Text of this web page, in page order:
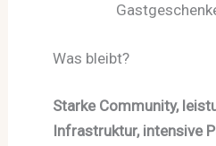
Was bleibt?
Starke Community,
Infrastruktur, intensive